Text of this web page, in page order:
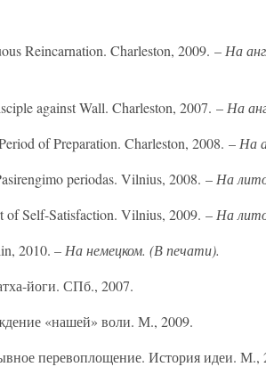
Reincarnation. Charleston, 2009. – На
against Wall. Charleston, 2007. – На
of Preparation. Charleston, 2008. – На
periodas. Vilnius, 2008. – На
of Self-Satisfaction. Vilnius, 2009. – На
2010. – На немецком. (В печати).
йоги. СПб., 2007.
«нашей» воли. М., 2009.
перевоплощение. История идеи. М.,